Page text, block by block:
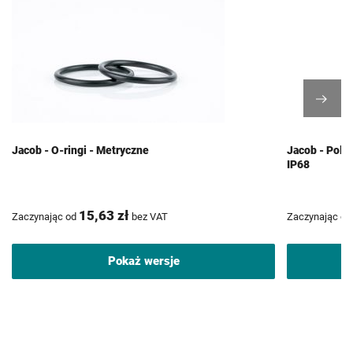
Jacob - O-ringi - Metryczne
Zaczynając od 15,63 zł bez VAT
Pokaż wersje
Jacob -
IP68
Zaczynając od